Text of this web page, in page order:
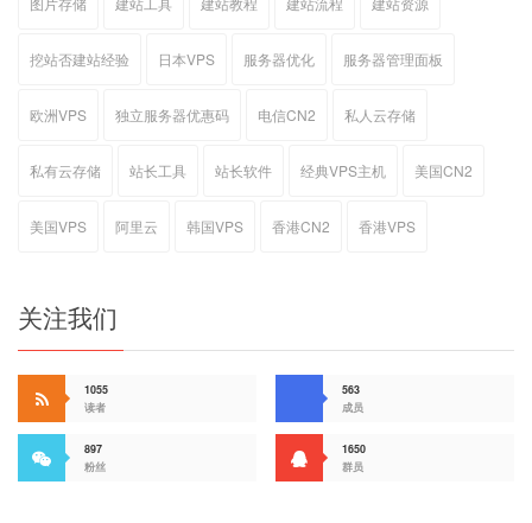
挖站否建站经验 日本VPS 服务器优化 服务器管理面板
欧洲VPS 独立服务器优惠码 电信CN2 私人云存储
私有云存储 站长工具 站长软件 经典VPS主机 美国CN2
美国VPS 阿里云 韩国VPS 香港CN2 香港VPS
关注我们
1055
读者
563
成员
897
粉丝
1650
群员